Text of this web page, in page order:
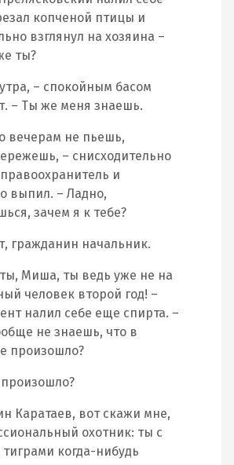
копченой птицы и
взглянул на хозяина –
ты?
– спокойным басом
– Ты же меня знаешь.
вечерам не пьешь,
– снисходительно
и
выпил. – Ладно,
зачем я к тебе?
гражданин начальник.
Миша, ты ведь уже не на
человек второй год! –
налил себе еще спирта. –
не знаешь, что в
произошло?
Каратаев, вот скажи мне,
охотник: ты с
когда-нибудь